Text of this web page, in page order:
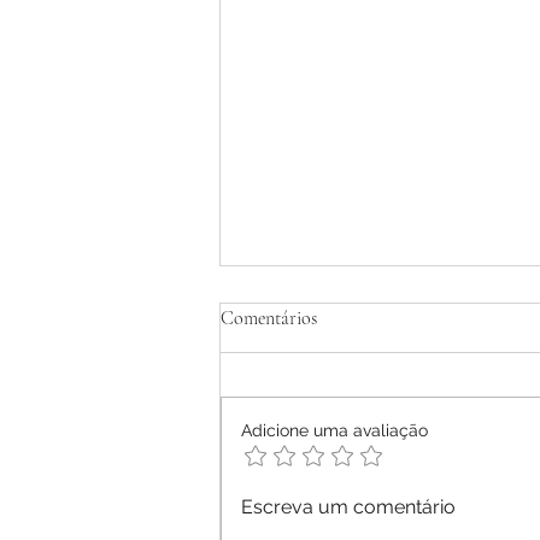
Tratamento Homeopático de
Relato de Caso
Comentários
Adicione uma avaliação
Escreva um comentário